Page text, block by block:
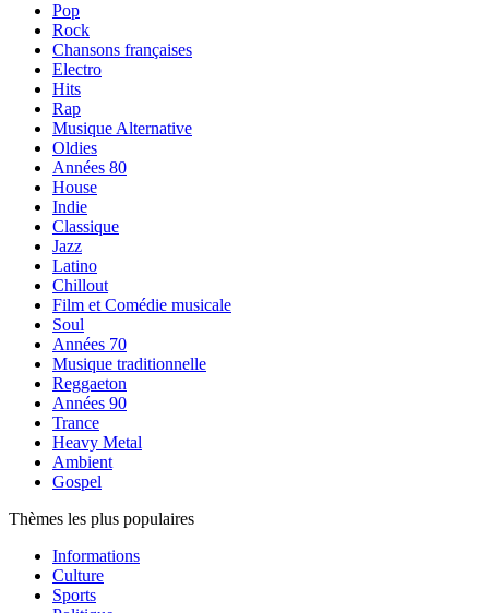
Pop
Rock
Chansons françaises
Electro
Hits
Rap
Musique Alternative
Oldies
Années 80
House
Indie
Classique
Jazz
Latino
Chillout
Film et Comédie musicale
Soul
Années 70
Musique traditionnelle
Reggaeton
Années 90
Trance
Heavy Metal
Ambient
Gospel
Thèmes les plus populaires
Informations
Culture
Sports